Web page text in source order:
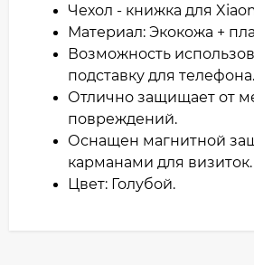
Чехол - книжка для
Материал: Экокожа +
Возможность
подставку для телефона.
Отлично защищает от
повреждений.
Оснащен магнитной
карманами для визиток.
Цвет: Голубой.